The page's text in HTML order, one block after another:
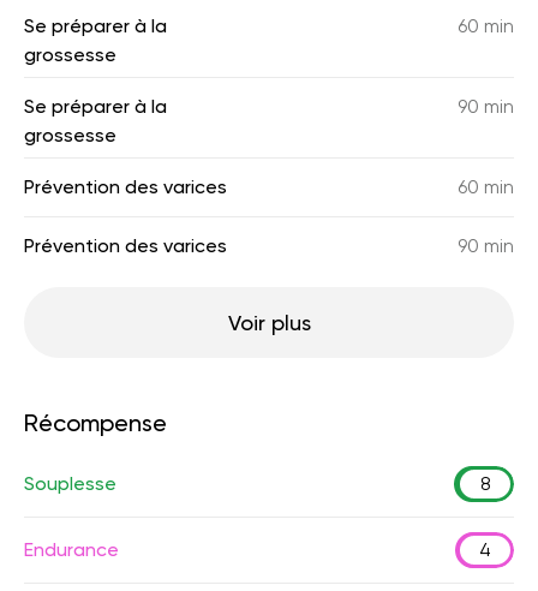
Se préparer à la
grossesse
60 min
Se préparer à la
grossesse
90 min
Prévention des varices 60 min
Prévention des varices 90 min
Voir plus
Récompense
Souplesse 8
Endurance 4